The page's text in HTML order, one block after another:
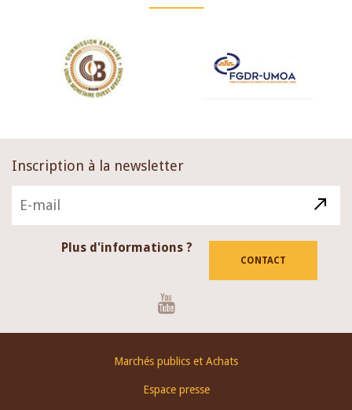
Inscription à la newsletter
Plus d'informations ?
CONTACT
Marchés publics et Achats
Espace presse